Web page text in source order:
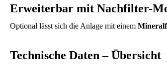
Erweiterbar mit Nachfilter-
Optional lässt sich die Anlage mit einem
Technische Daten – Übersicht